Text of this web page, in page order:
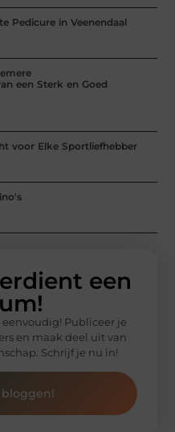
Pedicure in Veenendaal
een Sterk en Goed
voor Elke Sportliefhebber
een
Publiceer je
en maak deel uit van
Schrijf je nu in!